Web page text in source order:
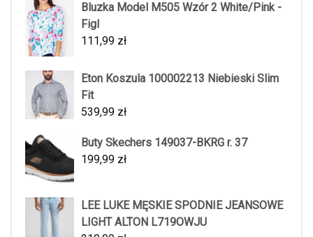
Bluzka Model M505 Wzór 2 White/Pink -
Figl
111,99 zł
Eton Koszula 100002213 Niebieski Slim
Fit
539,99 zł
Buty Skechers 149037-BKRG r. 37
199,99 zł
LEE LUKE MĘSKIE SPODNIE JEANSOWE
LIGHT ALTON L719OWJU